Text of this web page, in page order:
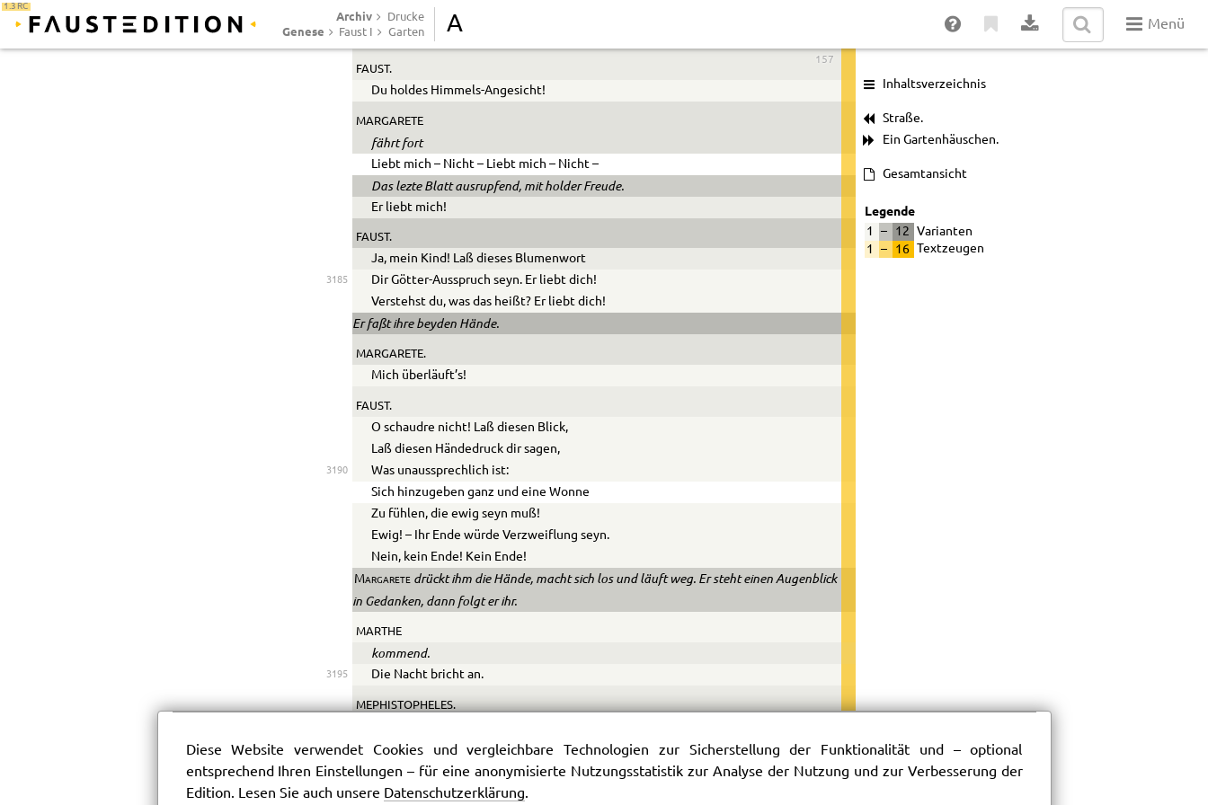
1.3 RC
Archiv Drucke
Genese Faust I Garten A Menü
halb laut.
157
FAUST.
Du holdes Himmels-Angesicht!
MARGARETE
fährt fort
Liebt mich – Nicht – Liebt mich – Nicht –
Das lezte Blatt ausrupfend, mit holder Freude.
Er liebt mich!
FAUST.
Ja, mein Kind! Laß dieses Blumenwort
3185
Dir Götter-Ausspruch seyn. Er liebt dich!
Verstehst du, was das heißt? Er liebt dich!
Er faßt ihre beyden Hände.
MARGARETE.
Mich überläuft’s!
FAUST.
O schaudre nicht! Laß diesen Blick,
Laß diesen Händedruck dir sagen,
3190
Was unaussprechlich ist:
Sich hinzugeben ganz und eine Wonne
Zu fühlen, die ewig seyn muß!
Ewig! – Ihr Ende würde Verzweiflung seyn.
Nein, kein Ende! Kein Ende!
Margarete drückt ihm die Hände, macht sich los und läuft weg. Er steht einen Augenblick
in Gedanken, dann folgt er ihr.
MARTHE
kommend.
3195 Die Nacht bricht an.
MEPHISTOPHELES.
MARTHE.
Ich bät’ euch länger hier zu bleiben,
Allein es ist ein gar zu böser Ort.
Inhaltsverzeichnis
Straße.
Ein Gartenhäuschen.
Gesamtansicht
Legende
1 – 12
Varianten
1
– 16 Textzeugen
Diese Website verwendet Cookies und vergleichbare Technologien zur Sicherstellung der Funktionalität und – optional
entsprechend Ihren Einstellungen – für eine anonymisierte Nutzungsstatistik zur Analyse der Nutzung und zur Verbesserung der
Edition. Lesen Sie auch unsere Datenschutzerklärung.